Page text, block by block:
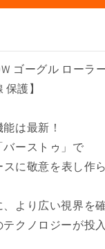
ゴーグル ロー
護】
は最新！
ーストゥ」で
に敬意を表し作
より広い視界を
クノロジーが投